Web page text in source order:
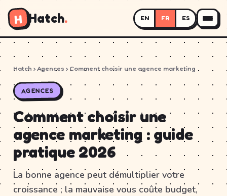
H Hatch. EN FR ES
Hatch › Agences › Comment choisir une agence marketing
AGENCES
Comment choisir une
agence marketing : guide
pratique 2026
La bonne agence peut démultiplier votre
croissance ; la mauvaise vous coûte budget,